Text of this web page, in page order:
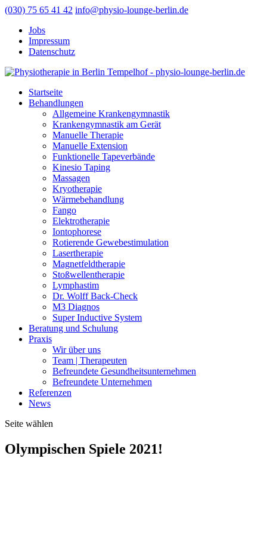
(030) 75 65 41 42 info@physio-lounge-berlin.de
Jobs
Impressum
Datenschutz
Startseite
Behandlungen
Allgemeine Krankengymnastik
Krankengymnastik am Gerät
Manuelle Therapie
Manuelle Extension
Funktionelle Tapeverbände
Kinesio Taping
Massagen
Kryotherapie
Wärmebehandlung
Fango
Elektrotherapie
Iontophorese
Rotierende Gewebestimulation
Lasertherapie
Magnetfeldtherapie
Stoßwellentherapie
Lymphastim
Dr. Wolff Back-Check
M3 Diagnos
Super Inductive System
Beratung und Schulung
Praxis
Wir über uns
Team | Therapeuten
Befreundete Gesundheitsunternehmen
Befreundete Unternehmen
Referenzen
News
Seite wählen
Olympischen Spiele 2021!